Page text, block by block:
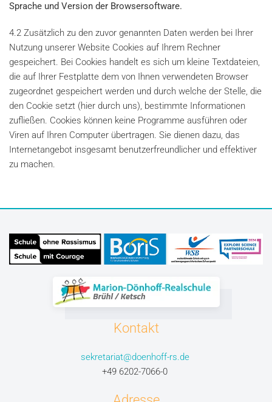
Sprache und Version der Browsersoftware.
4.2 Zusätzlich zu den zuvor genannten Daten werden bei Ihrer
Nutzung unserer Website Cookies auf Ihrem Rechner
gespeichert. Bei Cookies handelt es sich um kleine Textdateien,
die auf Ihrer Festplatte dem von Ihnen verwendeten Browser
zugeordnet gespeichert werden und durch welche der Stelle, die
den Cookie setzt (hier durch uns), bestimmte Informationen
zufließen. Cookies können keine Programme ausführen oder
Viren auf Ihren Computer übertragen. Sie dienen dazu, das
Internetangebot insgesamt benutzerfreundlicher und effektiver
zu machen.
Kontakt
sekretariat@doenhoff-rs.de
+49 6202-7066-0